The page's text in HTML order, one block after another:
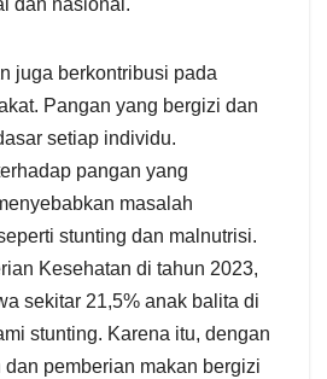
dan nasional.
juga berkontribusi pada
Pangan yang bergizi dan
setiap individu.
pangan yang
masalah
stunting dan malnutrisi.
Kesehatan di tahun 2023,
sekitar 21,5% anak balita di
stunting. Karena itu, dengan
dan pemberian makan bergizi